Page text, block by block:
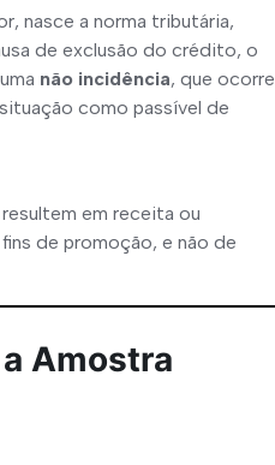
nasce a norma tributária,
de exclusão do crédito, o
não incidência, que ocorre
como passível de
em receita ou
de promoção, e não de
Amostra